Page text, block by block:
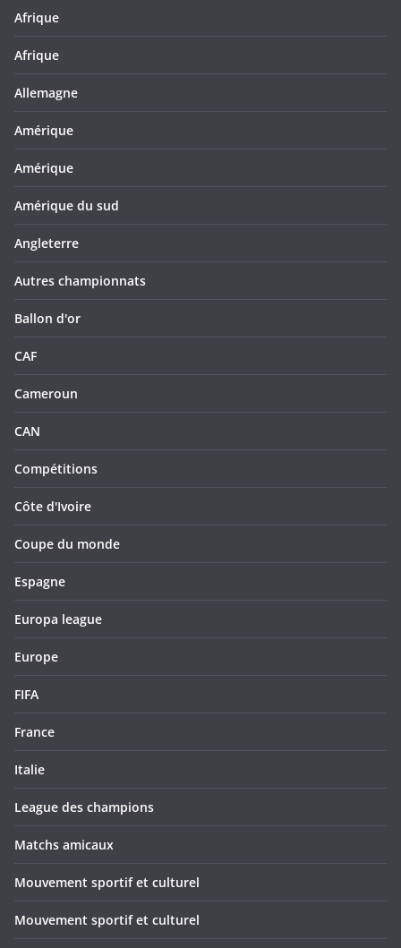
Afrique
Afrique
Allemagne
Amérique
Amérique
Amérique du sud
Angleterre
Autres championnats
Ballon d'or
CAF
Cameroun
CAN
Compétitions
Côte d'Ivoire
Coupe du monde
Espagne
Europa league
Europe
FIFA
France
Italie
League des champions
Matchs amicaux
Mouvement sportif et culturel
Mouvement sportif et culturel